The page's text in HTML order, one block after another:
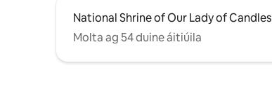
National Shrine of Our Lady of Candles
Molta ag 54 duine áitiúila